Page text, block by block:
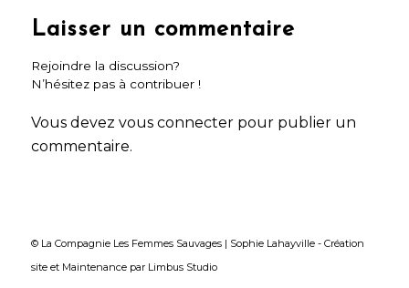
Laisser un commentaire
Rejoindre la discussion?
N’hésitez pas à contribuer !
Vous devez vous connecterpour publier un
commentaire.
© La Compagnie Les Femmes Sauvages | Sophie Lahayville - Création
siteet Maintenancepar Limbus Studio